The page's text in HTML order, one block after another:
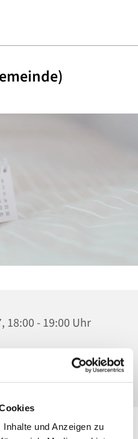
und Anzeigen zu
18:00 - 19:00 Uhr
Conrad-Blenkle-